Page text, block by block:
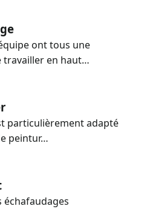
ont tous une
travailler en haut…
particulièrement adapté
peintur…
échafaudages